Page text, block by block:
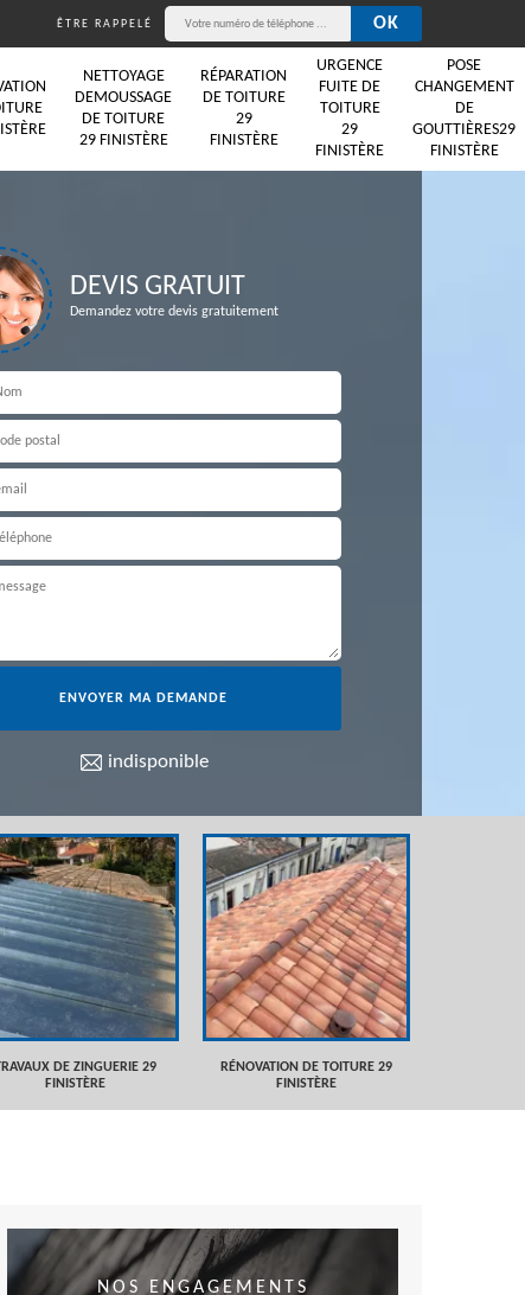
ÊTRE RAPPELÉ
NETTOYAGE
DEMOUSSAGE
DE TOITURE
29 FINISTÈRE
RÉPARATION
DE TOITURE
29
FINISTÈRE
URGENCE
FUITE DE
TOITURE
29
FINISTÈRE
POSE
CHANGEMENT
DE
GOUTTIÈRES29
FINISTÈRE
DEVIS GRATUIT
Demandez votre devis gratuitement
indisponible
DE ZINGUERIE 29
FINISTÈRE
RÉNOVATION DE TOITURE 29
FINISTÈRE
NOS ENGAGEMENTS